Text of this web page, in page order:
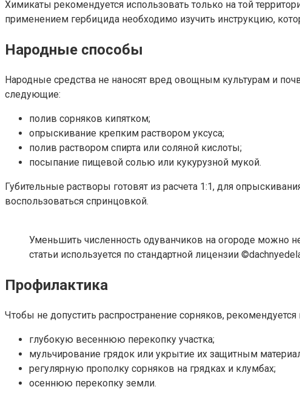
Химикаты рекомендуется использовать только на той
применением гербицида необходимо изучить инструкцию,
Народные способы
Народные средства не наносят вред овощным культурам и
следующие:
полив сорняков кипятком;
опрыскивание крепким раствором уксуса;
полив раствором спирта или соляной кислоты;
посыпание пищевой солью или кукурузной мукой.
Губительные растворы готовят из расчета 1:1, для
воспользоваться спринцовкой.
Уменьшить численность одуванчиков на огороде можно
статьи используется по стандартной лицензии
Профилактика
Чтобы не допустить распространение сорняков,
глубокую весеннюю перекопку участка;
мульчирование грядок или укрытие их защитным
регулярную прополку сорняков на грядках и клумбах;
осеннюю перекопку земли.